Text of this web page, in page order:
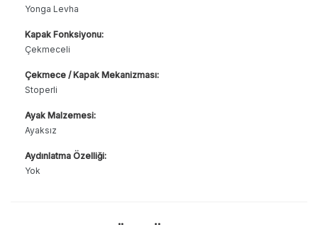
Yonga Levha
Kapak Fonksiyonu:
Çekmeceli
Çekmece / Kapak Mekanizması:
Stoperli
Ayak Malzemesi:
Ayaksız
Aydınlatma Özelliği:
Yok